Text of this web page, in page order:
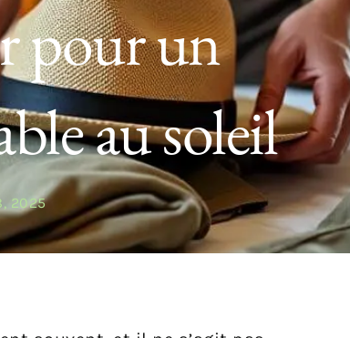
pour un
au soleil
2025